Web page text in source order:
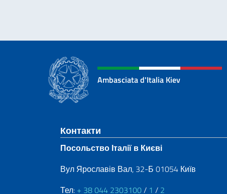
Ambasciata d'Italia Kiev
Sezione footer
Контакти
Посольство Італії в Києві
Вул Ярославів Вал, 32-Б 01054 Київ
Тел: + 38 044 2303100/ 1 / 2